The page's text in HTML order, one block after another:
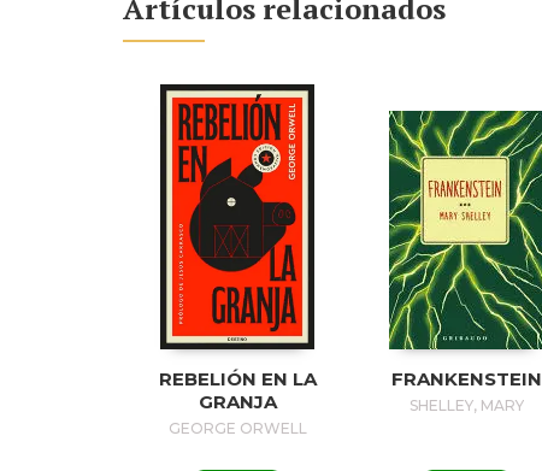
Artículos relacionados
REBELIÓN EN LA
GRANJA
GEORGE ORWELL
FRANKENSTEIN
SHELLEY, MARY